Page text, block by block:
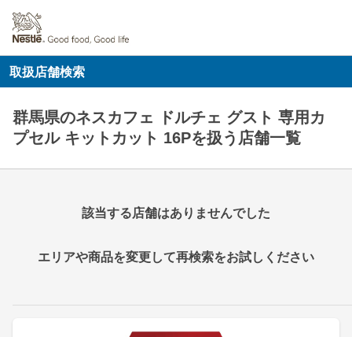
取扱店舗検索
群馬県のネスカフェ ドルチェ グスト 専用カ
プセル キットカット 16Pを扱う店舗一覧
該当する店舗はありませんでした
エリアや商品を変更して再検索をお試しください